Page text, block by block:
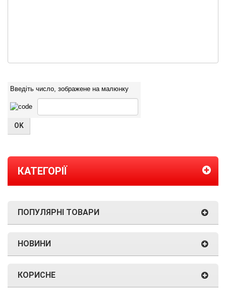
Введіть число, зображене на малюнку
КАТЕГОРІЇ
ПОПУЛЯРНІ ТОВАРИ
НОВИНИ
КОРИСНЕ